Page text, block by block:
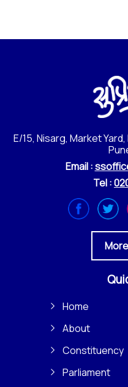
E/15, Nisarg, Market
Email :
Tel :
Home
About
Constituency
Parliament